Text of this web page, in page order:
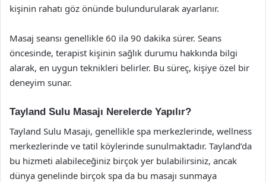
kişinin rahatı göz önünde bulundurularak ayarlanır.
Masaj seansı genellikle 60 ila 90 dakika sürer. Seans
öncesinde, terapist kişinin sağlık durumu hakkında bilgi
alarak, en uygun teknikleri belirler. Bu süreç, kişiye özel bir
deneyim sunar.
Tayland Sulu Masajı Nerelerde Yapılır?
Tayland Sulu Masajı, genellikle spa merkezlerinde, wellness
merkezlerinde ve tatil köylerinde sunulmaktadır. Tayland’da
bu hizmeti alabileceğiniz birçok yer bulabilirsiniz, ancak
dünya genelinde birçok spa da bu masajı sunmaya